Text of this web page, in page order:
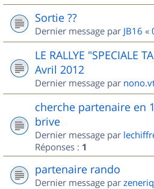
Sortie ??
Dernier message par JB16 «
LE RALLYE "SPECIALE
Avril 2012
Dernier message par
cherche partenaire en
brive
Dernier message par
Réponses : 1
partenaire rando
Dernier message par